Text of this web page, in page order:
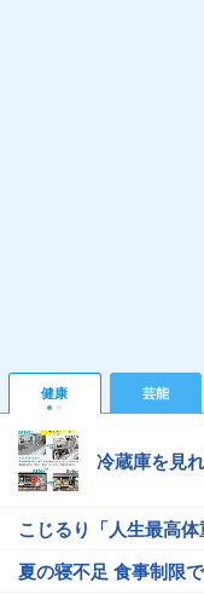
健康 芸能
冷蔵庫を見
こじるり「人生最高
夏の寝不足 食事制限